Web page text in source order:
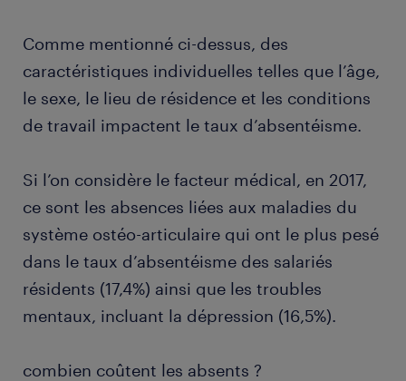
Comme mentionné ci-dessus, des
caractéristiques individuelles telles que l’âge,
le sexe, le lieu de résidence et les conditions
de travail impactent le taux d’absentéisme.
Si l’on considère le facteur médical, en 2017,
ce sont les absences liées aux maladies du
système ostéo-articulaire qui ont le plus pesé
dans le taux d’absentéisme des salariés
résidents (17,4%) ainsi que les troubles
mentaux, incluant la dépression (16,5%).
combien coûtent les absents ?